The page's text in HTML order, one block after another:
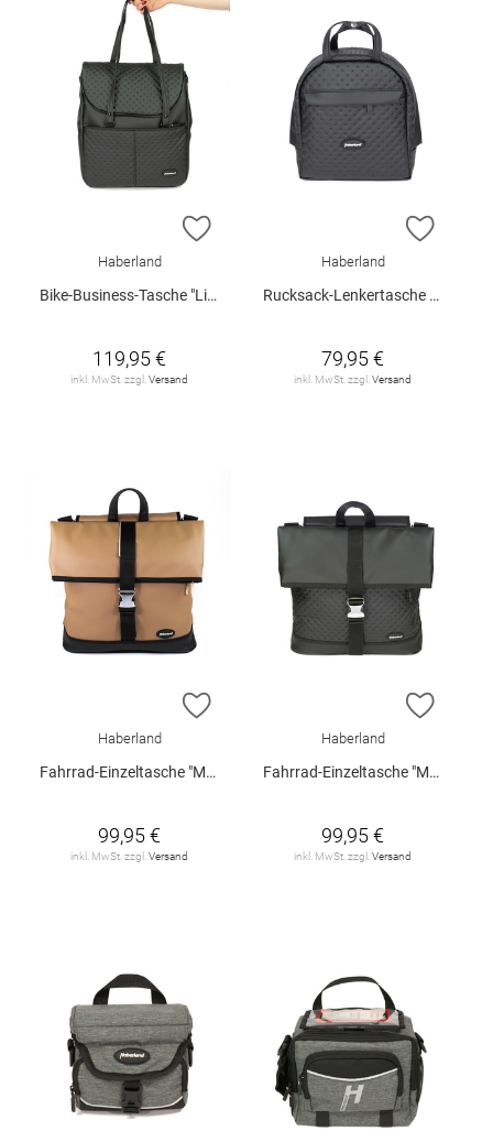
ZUR WUNSCHLISTE HINZUFÜGEN
Haberland
Bike-Business-Tasche "Lifestyle"
119,95 €
inkl. MwSt. zzgl.Versand
ZUR
Haberland
Rucksack-Lenkertasche "Bella"
79,95 €
inkl. MwSt. zzgl.Versand
ZUR WUNSCHLISTE HINZUFÜGEN
Haberland
Fahrrad-Einzeltasche "Melan I"
99,95 €
inkl. MwSt. zzgl.Versand
ZUR
Haberland
Fahrrad-Einzeltasche "Melan I"
99,95 €
inkl. MwSt. zzgl.Versand